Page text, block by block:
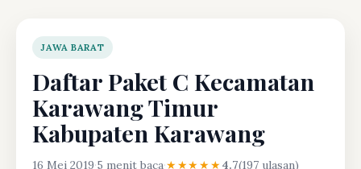
JAWA BARAT
Daftar Paket C Kecamatan
Karawang Timur
Kabupaten Karawang
16 Mei 2019·5 menit baca·★★★★★4.7(197 ulasan)